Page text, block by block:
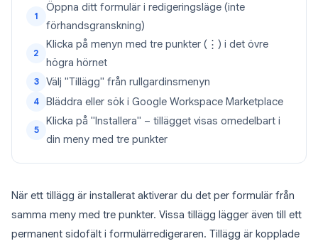
1
Öppna ditt formulär i redigeringsläge (inte
förhandsgranskning)
2
Klicka på menyn med tre punkter (⋮) i det övre
högra hörnet
3 Välj "Tillägg" från rullgardinsmenyn
4 Bläddra eller sök i Google Workspace Marketplace
5
Klicka på "Installera" – tillägget visas omedelbart i
din meny med tre punkter
När ett tillägg är installerat aktiverar du det per formulär från
samma meny med tre punkter. Vissa tillägg lägger även till ett
permanent sidofält i formulärredigeraren. Tillägg är kopplade